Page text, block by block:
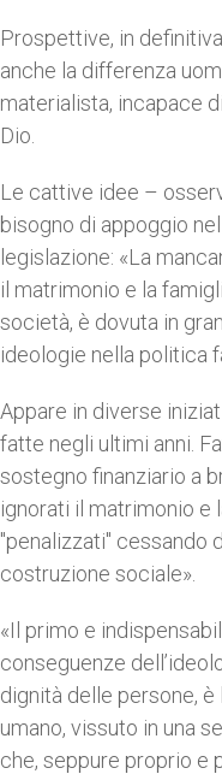
Prospettive, in
anche la differenza
materialista, incapace
Dio.
Le cattive idee –
bisogno di appoggio
legislazione: «La
il matrimonio e la
società, è dovuta in
ideologie nella politica
Appare in diverse
fatte negli ultimi anni.
sostegno finanziario a
ignorati il matrimonio e
"penalizzati" cessando
costruzione sociale».
«Il primo e
conseguenze
dignità delle persone,
umano, vissuto in una
che, seppure proprio e